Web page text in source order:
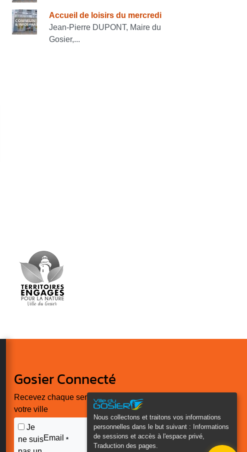
Nous collectons et traitons vos informations
personnelles dans le but suivant :
Informations
de sessions et accès à l'espace privé,
Traduction des pages
Accueil de loisirs du mercredi
Jean-Pierre DUPONT, Maire du
Gosier,...
Gosier Connecté
Recevez chaque semaine l'actualité de
votre ville
Je
ne suisEmail *